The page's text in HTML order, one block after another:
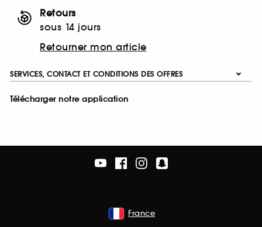
Retours
sous 14 jours
Retourner mon article
SERVICES, CONTACT ET CONDITIONS DES OFFRES
Télécharger notre application
France